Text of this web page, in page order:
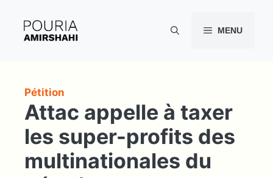
contenu
MENU
Pétition
Attac appelle à taxer
les super-profits des
multinationales du